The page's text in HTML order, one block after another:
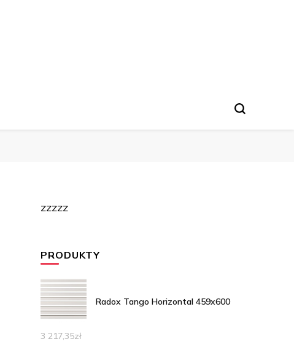
zzzzz
PRODUKTY
Radox Tango Horizontal 459x600
3 217,35zł